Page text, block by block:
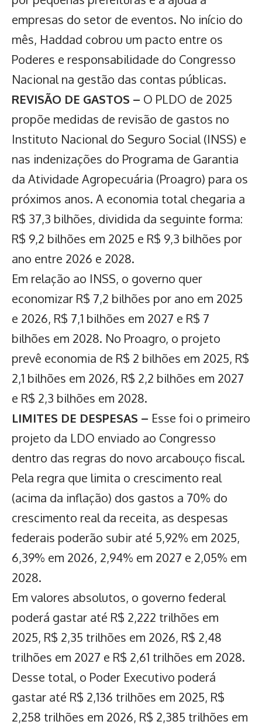
empresas do setor de eventos. No início do
mês, Haddad cobrou um pacto entre os
Poderes e responsabilidade do Congresso
Nacional na gestão das contas públicas.
REVISÃO DE GASTOS – O PLDO de 2025
propõe medidas de revisão de gastos no
Instituto Nacional do Seguro Social (INSS) e
nas indenizações do Programa de Garantia
da Atividade Agropecuária (Proagro) para os
próximos anos. A economia total chegaria a
R$ 37,3 bilhões, dividida da seguinte forma:
R$ 9,2 bilhões em 2025 e R$ 9,3 bilhões por
ano entre 2026 e 2028.
Em relação ao INSS, o governo quer
economizar R$ 7,2 bilhões por ano em 2025
e 2026, R$ 7,1 bilhões em 2027 e R$ 7
bilhões em 2028. No Proagro, o projeto
prevê economia de R$ 2 bilhões em 2025, R$
2,1 bilhões em 2026, R$ 2,2 bilhões em 2027
e R$ 2,3 bilhões em 2028.
LIMITES DE DESPESAS – Esse foi o primeiro
projeto da LDO enviado ao Congresso
dentro das regras do novo arcabouço fiscal.
Pela regra que limita o crescimento real
(acima da inflação) dos gastos a 70% do
crescimento real da receita, as despesas
federais poderão subir até 5,92% em 2025,
6,39% em 2026, 2,94% em 2027 e 2,05% em
2028.
Em valores absolutos, o governo federal
poderá gastar até R$ 2,222 trilhões em
2025, R$ 2,35 trilhões em 2026, R$ 2,48
trilhões em 2027 e R$ 2,61 trilhões em 2028.
Desse total, o Poder Executivo poderá
gastar até R$ 2,136 trilhões em 2025, R$
2,258 trilhões em 2026, R$ 2,385 trilhões em